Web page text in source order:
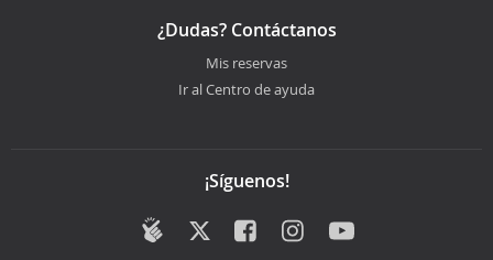
¿Dudas? Contáctanos
Mis reservas
Ir al Centro de ayuda
¡Síguenos!